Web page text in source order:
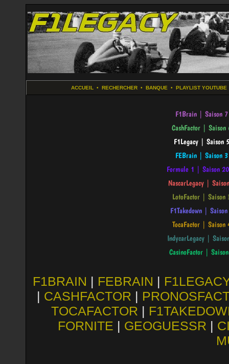
ACCUEIL • RECHERCHER• BANQUE • PLAYLIST YOUTUBE
F1BRAIN | FEBRAIN |
| CASHFACTOR |
TOCAFACTOR |
FORNITE | GEOGUESSR |